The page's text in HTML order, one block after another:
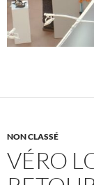
NON CLASSÉ
VÉRO